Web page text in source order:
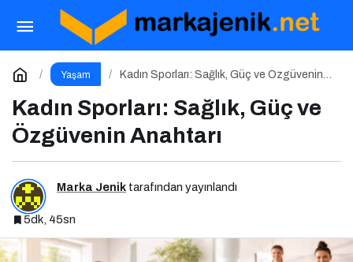
Yaşam
Kadın Sporları: Sağlık, Güç ve Özgüvenin
Kadın Sporları: Sağlık, Güç ve
Özgüvenin Anahtarı
Marka Jenik tarafından yayınlandı
5dk, 45sn
13 Mart Cuma Haftasında Vizyonda Hangi
Filmler Var?
Yorum Yap